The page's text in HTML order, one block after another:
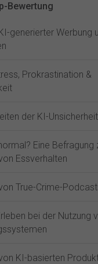
Bewertung
generierter Werbung
Prokrastination &
der KI-Unsicherheit
Eine Befragung
Essverhalten
True-Crime-
bei der Nutzung
KI-basierten